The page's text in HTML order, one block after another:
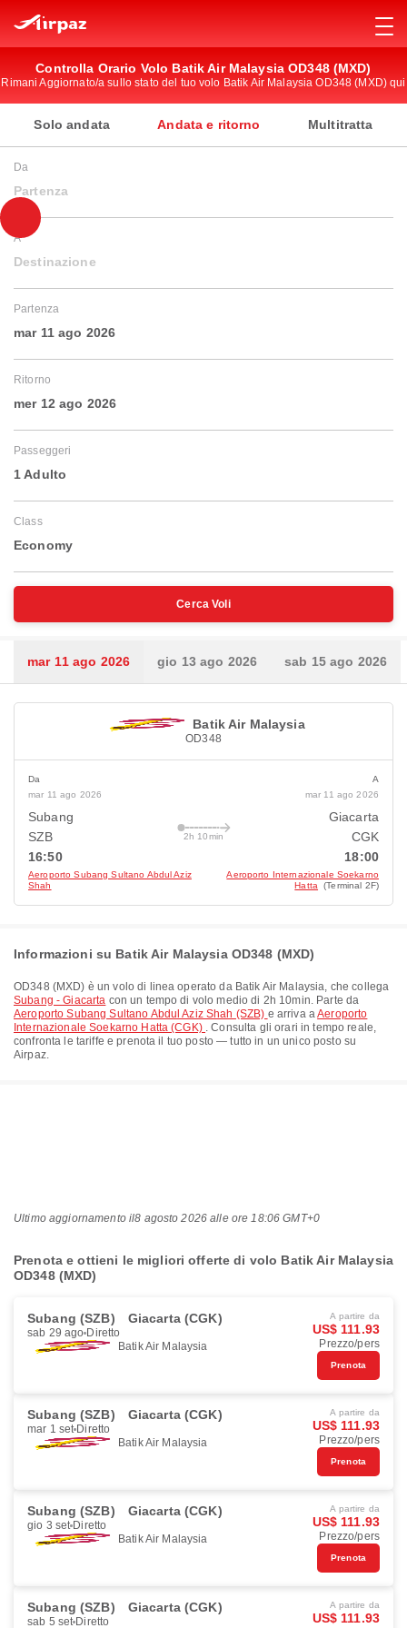
Controlla Orario Volo Batik Air Malaysia OD348 (MXD)
Rimani Aggiornato/a sullo stato del tuo volo Batik Air Malaysia OD348 (MXD) qui
Solo andata Andata e ritorno Multitratta
Da
Partenza
A
Destinazione
Partenza
mar 11 ago 2026
Ritorno
mer 12 ago 2026
Passeggeri
1 Adulto
Class
Economy
Cerca Voli
mar 11 ago 2026 gio 13 ago 2026 sab 15 ago 2026
Batik Air Malaysia
OD348
Da
mar 11 ago 2026
Subang
SZB
16:50
Aeroporto Subang Sultano Abdul Aziz
Shah
2h 10min
A
mar 11 ago 2026
Giacarta
CGK
18:00
Aeroporto Internazionale Soekarno
Hatta
(Terminal 2F)
Informazioni su Batik Air Malaysia OD348 (MXD)
OD348 (MXD) è un volo di linea operato da Batik Air Malaysia, che collega
Subang - Giacarta con un tempo di volo medio di 2h 10min. Parte da
Aeroporto Subang Sultano Abdul Aziz Shah (SZB) e arriva aAeroporto
Internazionale Soekarno Hatta (CGK) . Consulta gli orari in tempo reale,
confronta le tariffe e prenota il tuo posto — tutto in un unico posto su
Airpaz.
Ultimo aggiornamento il8 agosto 2026 alle ore 18:06 GMT+0
Prenota e ottieni le migliori offerte di volo Batik Air Malaysia
OD348 (MXD)
Subang (SZB) Giacarta (CGK)
sab 29 ago Diretto
Batik Air Malaysia
A partire da
US$ 111.93
Prezzo/pers
Prenota
Subang (SZB) Giacarta (CGK)
mar 1 set Diretto
Batik Air Malaysia
A partire da
US$ 111.93
Prezzo/pers
Prenota
Subang (SZB) Giacarta (CGK)
gio 3 set Diretto
Batik Air Malaysia
A partire da
US$ 111.93
Prezzo/pers
Prenota
Subang (SZB) Giacarta (CGK)
sab 5 set Diretto
A partire da
US$ 111.93